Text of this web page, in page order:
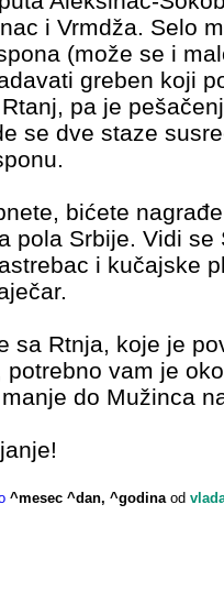
i Vrmdža. Selo
(može se i
greben koji
pa je
se dve staze
bićete
pola Srbije. Vidi
i kučajske
sa Rtnja, koje je
potrebno vam je
do Mužinca
^mesec ^dan, ^godina od